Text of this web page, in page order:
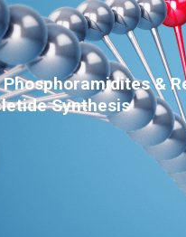
LEARN MORE